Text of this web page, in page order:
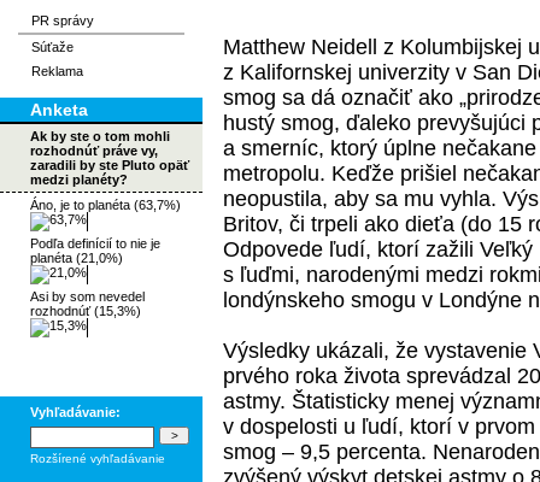
PR správy
Súťaže
Reklama
Anketa
Ak by ste o tom mohli
rozhodnúť práve vy,
zaradili by ste Pluto opäť
medzi planéty?
Áno, je to planéta (63,7%)
Podľa definícií to nie je
planéta (21,0%)
Asi by som nevedel
rozhodnúť (15,3%)
Vyhľadávanie:
Rozšírené vyhľadávanie
Matthew Neidell z Kolumbijskej
z Kalifornskej univerzity v San
smog sa dá označiť ako
hustý smog, ďaleko prevyšujúci
a smerníc, ktorý úplne
metropolu. Keďže prišiel
neopustila, aby sa mu vyhla.
Britov, či trpeli ako dieťa (do 15
Odpovede ľudí, ktorí zažili
s ľuďmi, narodenými medzi
londýnskeho smogu v Londýne
Výsledky ukázali, že vystavenie
prvého roka života sprevádzal
astmy. Štatisticky menej
v dospelosti u ľudí, ktorí v
smog – 9,5 percenta.
zvýšený výskyt detskej astmy o